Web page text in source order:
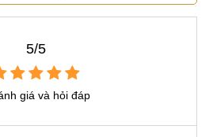
5/5
giá và hỏi đáp